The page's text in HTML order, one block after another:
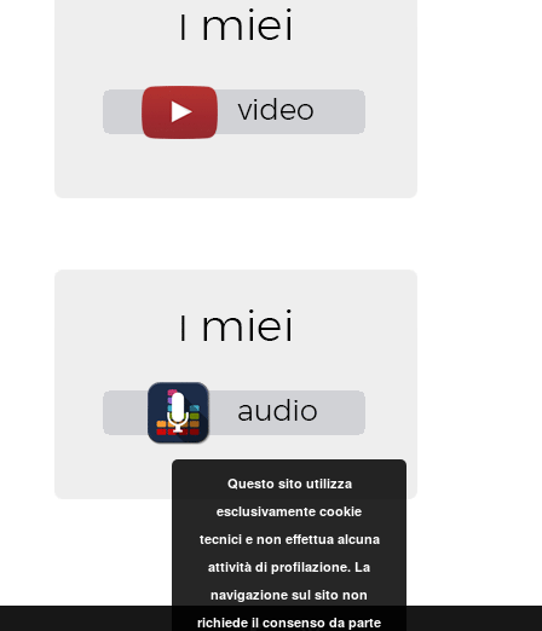
Questo sito utilizza
esclusivamente cookie
tecnici e non effettua alcuna
attività di profilazione. La
navigazione sul sito non
richiede il consenso da parte